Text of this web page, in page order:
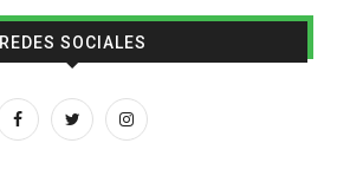
REDES SOCIALES